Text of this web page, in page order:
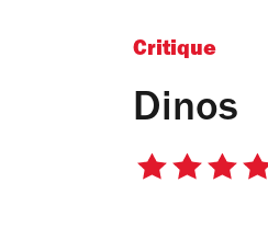
Critique
Dinos
4